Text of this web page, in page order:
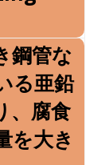
鋼管な
る亜鉛
、腐食
を大き